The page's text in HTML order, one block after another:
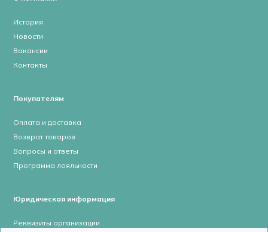
История
Новости
Вакансии
Контакты
Покупателям
Оплата и доставка
Возврат товаров
Вопросы и ответы
Программа лояльности
Юридическая информация
Реквизиты организации